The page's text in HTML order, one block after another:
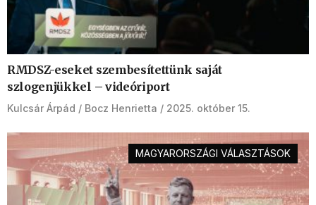
RMDSZ-eseket szembesítettünk saját
szlogenjükkel – videóriport
Kulcsár Árpád Bocz Henrietta 2025. október 15.
MAGYARORSZÁGI VÁLASZTÁSOK